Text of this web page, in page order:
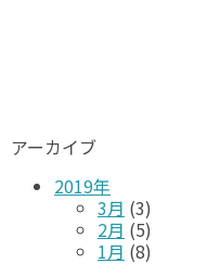
アーカイブ
2019年
3月 (3)
2月 (5)
1月 (8)